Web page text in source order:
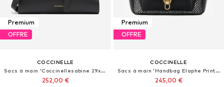
Premium
OFFRE
COCCINELLE
Sacs à main 'Coccinellesabine 29x21x10 cm'
252,00 €
Premium
OFFRE
COCCINELLE
Sacs à main 'Handbag Elaphe Printed Leather/Calf Smooth Leather'
245,00 €